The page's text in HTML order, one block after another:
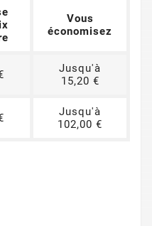
Vous
économisez
Jusqu'à
15,20 €
Jusqu'à
102,00 €